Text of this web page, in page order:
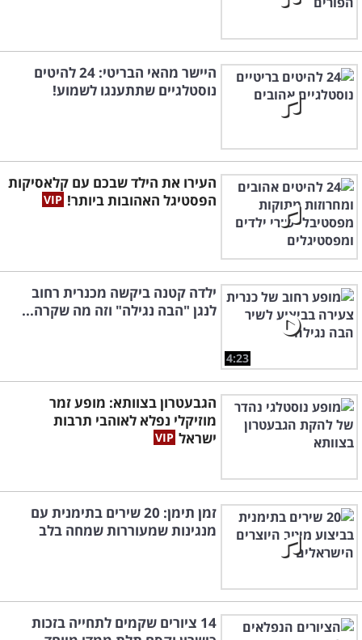
היישר מהאי הבריטי: 24 להיטים
נוסטלגיים שתתענגו לשמוע!
העירו את הילד שבכם עם קלאסיקות
הפסטיגל האהובות ביותר!
4:23
ילדה קטנה ביקשה מכנרית רחוב
לנגן "הבה נגילה" וזה מה שקרה...
הגבעטרון בצוותא: מופע זמר
מוזיקלי נפלא לאוהבי תרבות
ישראל
זמן תימן: 20 שירים בתימנית עם
מנגינות שמעוררות שמחה בלב
14 ציורים שקמים לתחייה בזכות